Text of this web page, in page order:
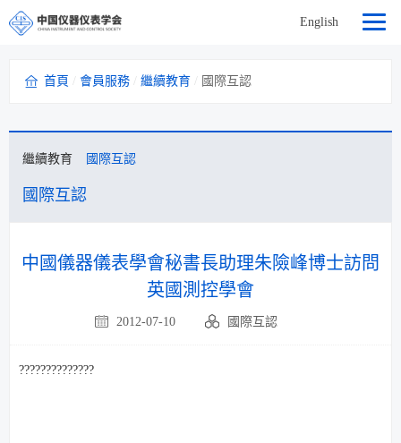
English
首頁 會員服務 繼續教育 國際互認
繼續教育 國際互認
國際互認
中國儀器儀表學會秘書長助理朱險峰博士訪問
英國測控學會
2012-07-10 國際互認
??????????????